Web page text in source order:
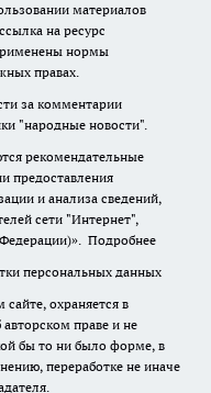
материалов
на ресурс
нормы
правах.
за комментарии
"народные новости".
рекомендательные
предоставления
и анализа сведений,
сети "Интернет",
Подробнее
персональных данных
охраняется в
праве и не
бы то ни было форме, в
переработке не иначе